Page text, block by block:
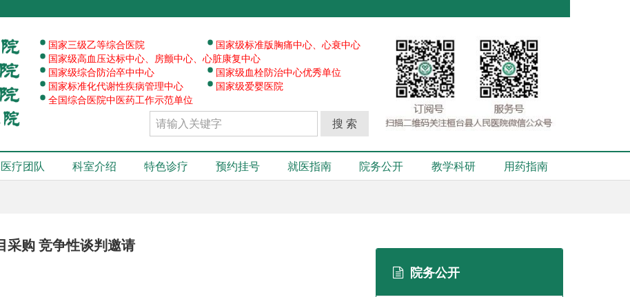
· 国家三级乙等综合医院 ·国家级标准版胸痛中心、心衰中心
· 国家级高血压达标中心、房颤中心、心脏康复中心
· 国家级综合防治卒中中心 ·国家级血栓防治中心优秀单位
· 国家标准化代谢性疾病管理中心 ·国家级爱婴医院
· 全国综合医院中医药工作示范单位
搜 索
医疗团队 科室介绍 特色诊疗 预约挂号 就医指南 院务公开 教学科研 用药指南
采购 竞争性谈判邀请
院务公开